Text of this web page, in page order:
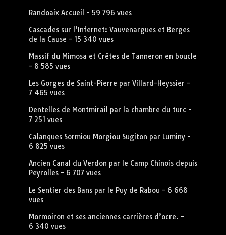
Randoaix Accueil - 59 796 vues
Cascades sur l’Infernet: Vauvenargues et Berges
de la Cause - 15 340 vues
Massif du Mimosa et Crêtes de Tanneron en boucle
- 8 585 vues
Les Gorges de Saint-Pierre par Villard-Heyssier -
7 465 vues
Dentelles de Montmirail par la chambre du turc -
7 251 vues
Calanques Sormiou Morgiou Sugiton par Luminy-
6 825 vues
Ancien Canal du Verdon par le Camp Chinois depuis
Peyrolles- 6 707 vues
Le Sentier des Bans par le Puy de Rabou - 6 668
vues
Mormoiron et ses anciennes carrières d’ocre. -
6 340 vues